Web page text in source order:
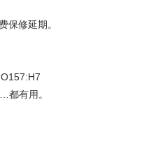
保修延期。
都有用。